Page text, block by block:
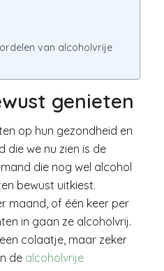
van alcoholvrije
genieten
op hun gezondheid en
die we nu zien is de
die nog wel alcohol
bewust uitkiest.
maand, of één keer per
in gaan ze alcoholvrij.
colaatje, maar zeker
de alcoholvrije